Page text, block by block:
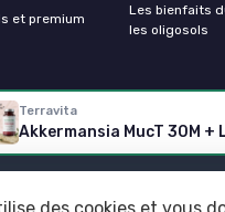
Terravita
Akkermansia MucT 30M +
et premium
Les bienfaits
les oligosols